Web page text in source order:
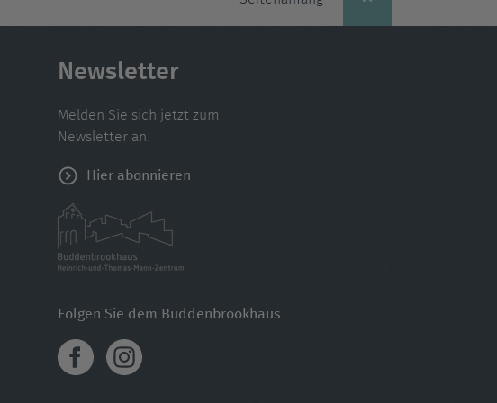
Newsletter
Melden Sie sich jetzt zum
Newsletter an.
Hier abonnieren
Folgen Sie dem Buddenbrookhaus